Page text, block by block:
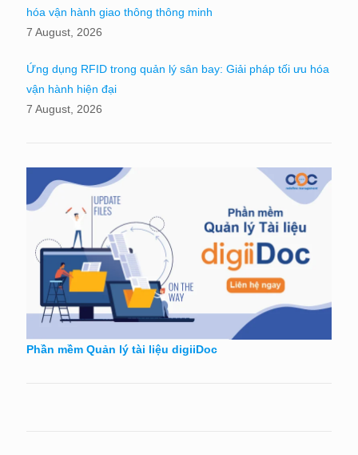
hóa vận hành giao thông thông minh
7 August, 2026
Ứng dụng RFID trong quản lý sân bay: Giải pháp tối ưu hóa
vận hành hiện đại
7 August, 2026
Phần mềm Quản lý tài liệu digiiDoc